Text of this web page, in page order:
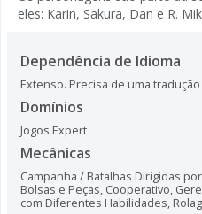
eles: Karin, Sakura, Dan e R.
Dependência de Idioma
Extenso. Precisa de uma
Domínios
Jogos Expert
Mecânicas
Campanha / Batalhas Dirigidas
Bolsas e Peças, Cooperativo,
com Diferentes Habilidades,